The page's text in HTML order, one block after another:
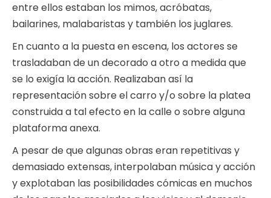
entre ellos estaban los mimos, acróbatas,
bailarines, malabaristas y también los juglares.
En cuanto a la puesta en escena, los actores se
trasladaban de un decorado a otro a medida que
se lo exigía la acción. Realizaban así la
representación sobre el carro y/o sobre la platea
construida a tal efecto en la calle o sobre alguna
plataforma anexa.
A pesar de que algunas obras eran repetitivas y
demasiado extensas, interpolaban música y acción
y explotaban las posibilidades cómicas en muchos